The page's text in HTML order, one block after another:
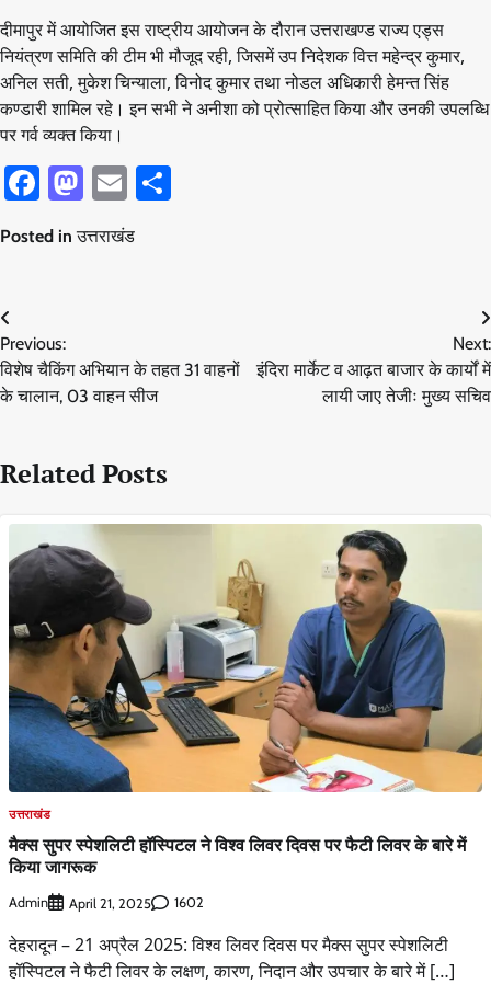
दीमापुर में आयोजित इस राष्ट्रीय आयोजन के दौरान उत्तराखण्ड राज्य एड्स
नियंत्रण समिति की टीम भी मौजूद रही, जिसमें उप निदेशक वित्त महेन्द्र कुमार,
अनिल सती, मुकेश चिन्याला, विनोद कुमार तथा नोडल अधिकारी हेमन्त सिंह
कण्डारी शामिल रहे। इन सभी ने अनीशा को प्रोत्साहित किया और उनकी उपलब्धि
पर गर्व व्यक्त किया।
Facebook
Mastodon
Email
Posted inउत्तराखंड
Post
navigation
Previous:
विशेष चैकिंग अभियान के तहत 31 वाहनों
के चालान, 03 वाहन सीज
Next:
इंदिरा मार्केट व आढ़त बाजार के कार्यों में
लायी जाए तेजीः मुख्य सचिव
Related Posts
उत्तराखंड
मैक्स सुपर स्पेशलिटी हॉस्पिटल ने विश्व लिवर दिवस पर फैटी लिवर के बारे में
किया जागरूक
Admin April 21, 2025 1602
देहरादून – 21 अप्रैल 2025: विश्व लिवर दिवस पर मैक्स सुपर स्पेशलिटी
हॉस्पिटल ने फैटी लिवर के लक्षण, कारण, निदान और उपचार के बारे में […]